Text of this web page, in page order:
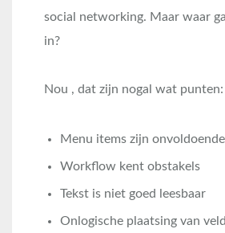
social networking. Maar waar
in?
Nou , dat zijn nogal wat punten:
Menu items zijn
Workflow kent obstakels
Tekst is niet goed leesbaar
Onlogische plaatsing van